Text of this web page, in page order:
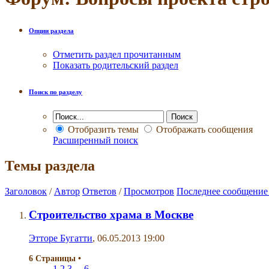
Опции раздела
Отметить раздел прочитанным
Показать родительский раздел
Поиск по разделу
Отобразить темы
Отображать сообщения
Расширенный поиск
Темы раздела
Заголовок / Автор Ответов /Просмотров Последнее сообщение
Строительство храма в Москве
Этторе Бугатти, 06.05.2013 19:00
6 Страницы •